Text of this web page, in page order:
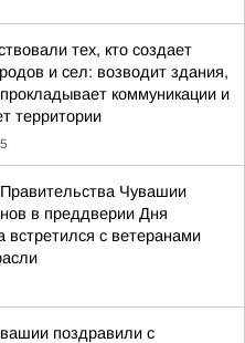
тех, кто создает
и сел: возводит здания,
коммуникации и
территории
Чувашии
в преддверии Дня
встретился с ветеранами
поздравили с